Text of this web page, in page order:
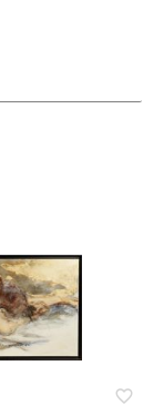
favorite_border